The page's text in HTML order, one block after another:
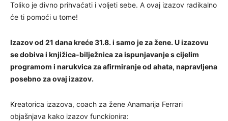
Toliko je divno prihvaćati i voljeti sebe. A ovaj izazov radikalno
će ti pomoći u tome!
Izazov od 21 dana kreće 31.8. i samo je za žene. U izazovu
se dobiva i knjižica-bilježnica za ispunjavanje s cijelim
programom i narukvica za afirmiranje od ahata, napravljena
posebno za ovaj izazov.
Kreatorica izazova, coach za žene Anamarija Ferrari
objašnjava kako izazov funckionira: